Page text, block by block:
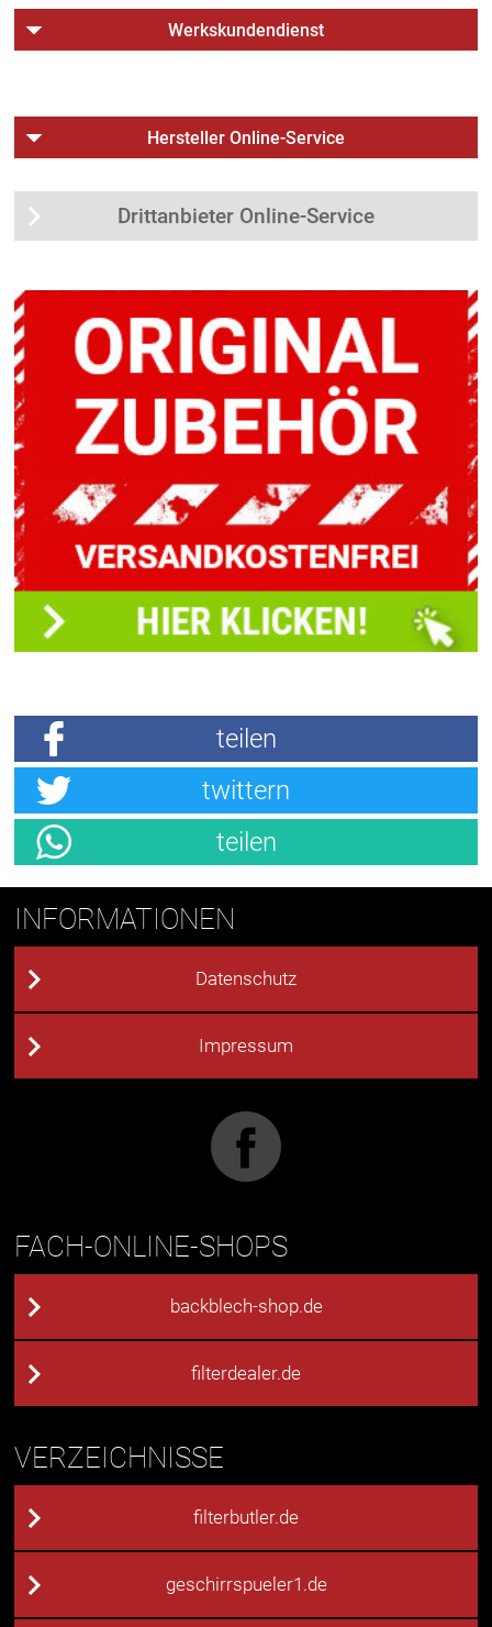
Werkskundendienst
Hersteller Online-Service
Drittanbieter Online-Service
teilen
twittern
teilen
INFORMATIONEN
Datenschutz
Impressum
FACH-ONLINE-SHOPS
backblech-shop.de
filterdealer.de
VERZEICHNISSE
filterbutler.de
geschirrspueler1.de